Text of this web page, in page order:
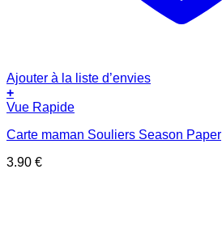
Ajouter à la liste d’envies
+
Vue Rapide
Carte maman Souliers Season Paper
3.90 €